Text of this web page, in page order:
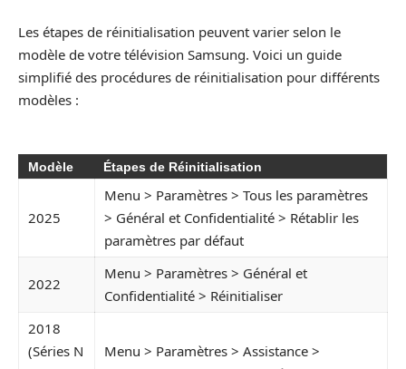
Les étapes de réinitialisation peuvent varier selon le
modèle de votre télévision Samsung. Voici un guide
simplifié des procédures de réinitialisation pour différents
modèles :
Modèle Étapes de Réinitialisation
2025
Menu > Paramètres > Tous les paramètres
> Général et Confidentialité > Rétablir les
paramètres par défaut
2022
Menu > Paramètres > Général et
Confidentialité > Réinitialiser
2018
(Séries N
Menu > Paramètres > Assistance >